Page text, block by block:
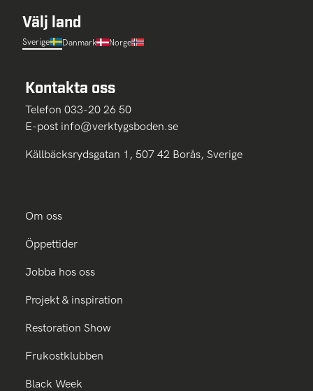
Välj land
Sverige Danmark Norge
Kontakta oss
Telefon 033-20 26 50
E-post info@verktygsboden.se
Källbäcksrydsgatan 1, 507 42 Borås, Sverige
Om oss
Öppettider
Jobba hos oss
Projekt & inspiration
Restoration Show
Frukostklubben
Black Week